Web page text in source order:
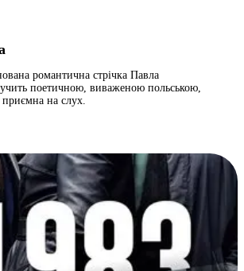
романтична стрічка Павла
поетичною, виваженою польською,
на слух.